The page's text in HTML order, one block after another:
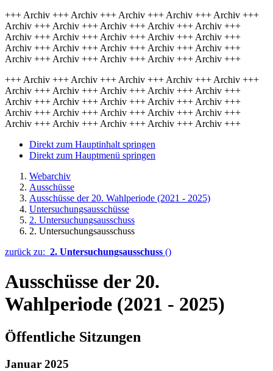
+++ Archiv +++ Archiv +++ Archiv +++ Archiv +++ Archiv +++
Archiv +++ Archiv +++ Archiv +++ Archiv +++ Archiv +++
Archiv +++ Archiv +++ Archiv +++ Archiv +++ Archiv +++
Archiv +++ Archiv +++ Archiv +++ Archiv +++ Archiv +++
Archiv +++ Archiv +++ Archiv +++ Archiv +++ Archiv +++
+++ Archiv +++ Archiv +++ Archiv +++ Archiv +++ Archiv +++
Archiv +++ Archiv +++ Archiv +++ Archiv +++ Archiv +++
Archiv +++ Archiv +++ Archiv +++ Archiv +++ Archiv +++
Archiv +++ Archiv +++ Archiv +++ Archiv +++ Archiv +++
Archiv +++ Archiv +++ Archiv +++ Archiv +++ Archiv +++
Direkt zum Hauptinhalt springen
Direkt zum Hauptmenü springen
Webarchiv
Ausschüsse
Ausschüsse der 20. Wahlperiode (2021 - 2025)
Untersuchungsausschüsse
2. Untersuchungsausschuss
2. Untersuchungsausschuss
zurück zu: 2. Untersuchungsausschuss ()
Ausschüsse der 20.
Wahlperiode (2021 - 2025)
Öffentliche Sitzungen
Januar 2025